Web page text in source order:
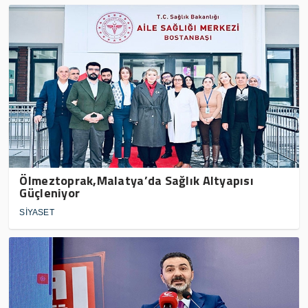
Ölmeztoprak,Malatya’da Sağlık Altyapısı
Güçleniyor
SİYASET